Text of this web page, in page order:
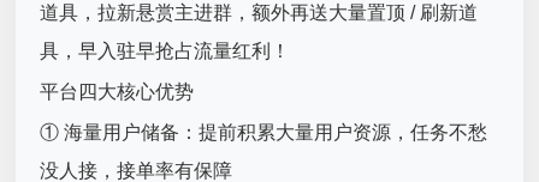
道具，拉新悬赏主进群，额外再送大量置顶 / 刷新道
具，早入驻早抢占流量红利！
平台四大核心优势
① 海量用户储备：提前积累大量用户资源，任务不愁
没人接，接单率有保障